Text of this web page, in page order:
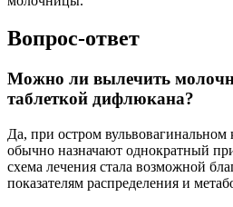
Вопрос-ответ
Можно ли вылечить
таблеткой дифлюкана?
Да, при остром вульвовагинальном
обычно назначают однократный
схема лечения стала возможной
показателям распределения и